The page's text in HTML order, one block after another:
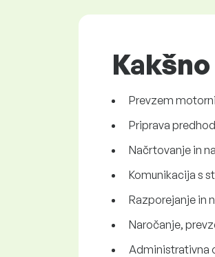
Prevzem
Priprava
Načrtovanje in
Komunikacija s
Razporejanje in
Naročanje,
Administrativna